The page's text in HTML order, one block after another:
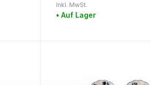
Inkl. MwSt.
• Auf Lager